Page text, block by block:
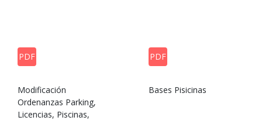
PDF
Modificación
Ordenanzas Parking,
Licencias, Piscinas,
PDF
Bases Pisicinas